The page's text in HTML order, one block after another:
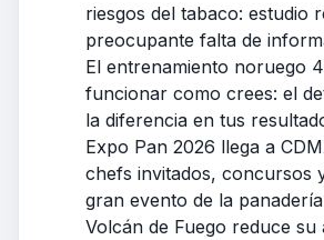
riesgos del tabaco: estudio
preocupante falta de
El entrenamiento noruego
funcionar como crees: el
la diferencia en tus
Expo Pan 2026 llega a
chefs invitados, concursos
gran evento de la panadería
Volcán de Fuego reduce su